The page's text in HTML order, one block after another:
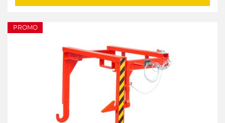
PROMO